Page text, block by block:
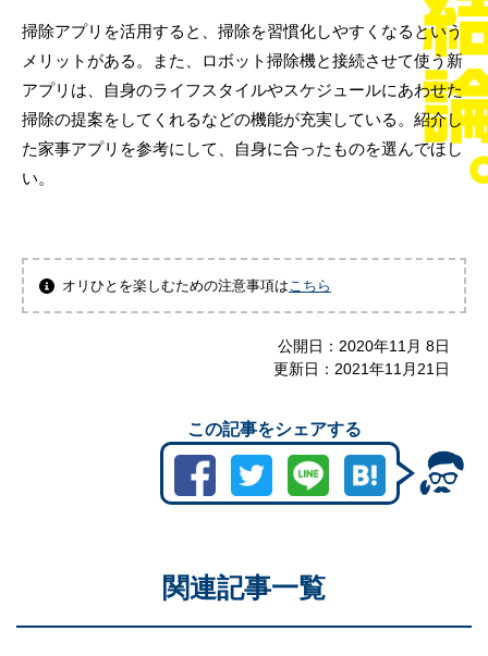
掃除アプリを活用すると、掃除を習慣化しやすくなるという
メリットがある。また、ロボット掃除機と接続させて使う新
アプリは、自身のライフスタイルやスケジュールにあわせた
掃除の提案をしてくれるなどの機能が充実している。紹介し
た家事アプリを参考にして、自身に合ったものを選んでほし
い。
オリひとを楽しむための注意事項はこちら
公開日： 2020年11月 8日
更新日： 2021年11月21日
この記事をシェアする
関連記事一覧